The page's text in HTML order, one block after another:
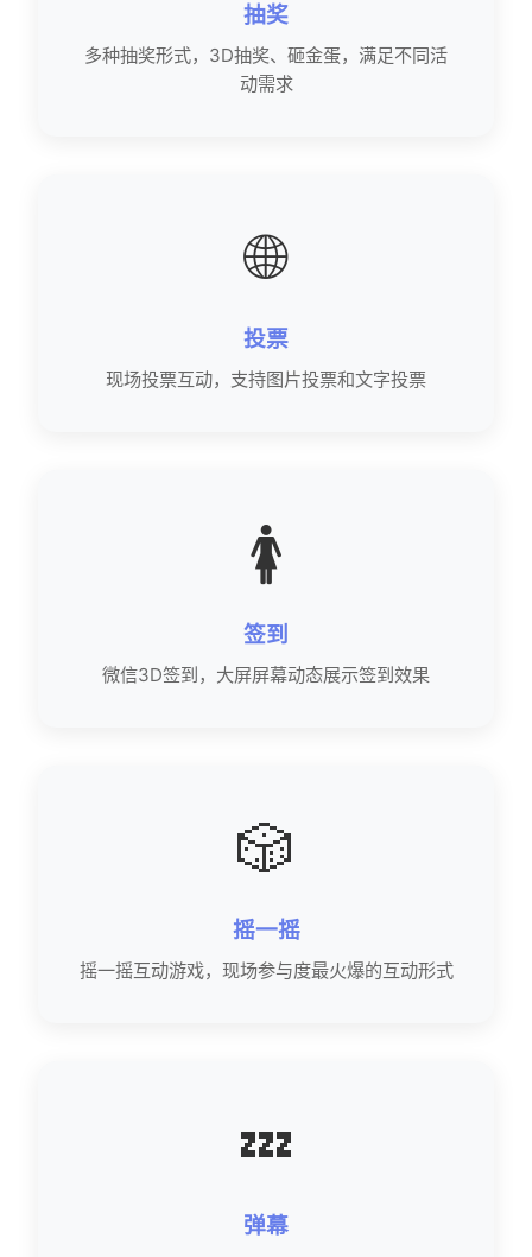
抽奖
多种抽奖形式，3D抽奖、砸金蛋，满足不同活
动需求
🌐
投票
现场投票互动，支持图片投票和文字投票
🚺
签到
微信3D签到，大屏屏幕动态展示签到效果
🎲
摇一摇
摇一摇互动游戏，现场参与度最火爆的互动形式
💤
弹幕